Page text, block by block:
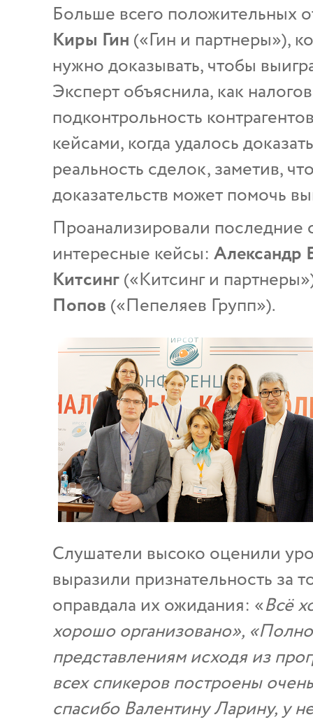
Больше всего положительных
Киры Гин («Гин и партнеры»),
нужно доказывать, чтобы
Эксперт объяснила, как
подконтрольность
кейсами, когда удалось
реальность сделок, заметив,
доказательств может помочь
Проанализировали
интересные кейсы: Александр
Китсинг(«Китсинг и
Попов («Пепеляев Групп»).
Слушатели высоко оценили
выразили признательность за
оправдала их ожидания: «Всё
хорошо организовано»,
представлениям исходя из
всех спикеров построены
спасибо Валентину Ларину, у